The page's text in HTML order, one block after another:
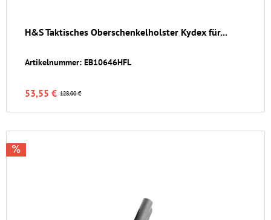
H&S Taktisches Oberschenkelholster Kydex für...
Artikelnummer: EB10646HFL
128,00 €
53,55 €